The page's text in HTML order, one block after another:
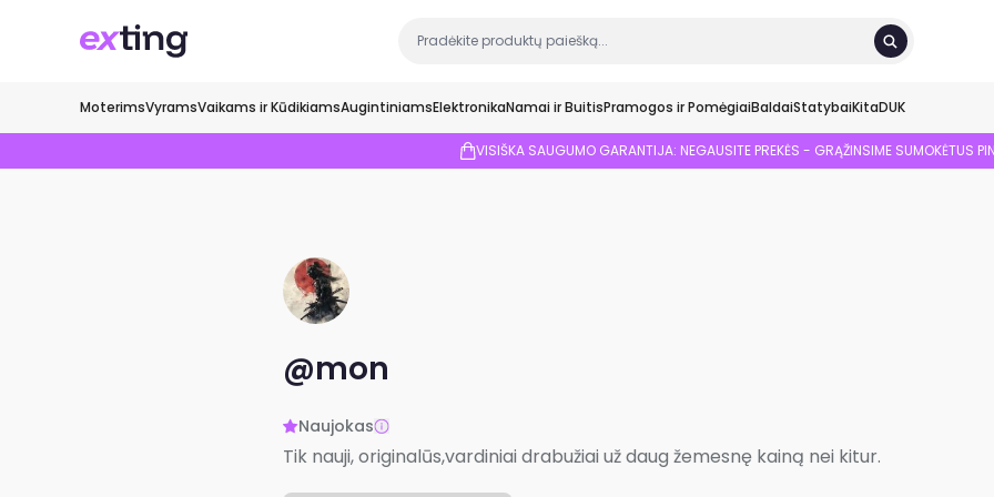
MoterimsVyramsVaikams ir KūdikiamsAugintiniamsElektronikaNamai ir BuitisPramogos ir PomėgiaiBaldaiStatybaiKitaDUK
VISIŠKA SAUGUMO GARANTIJA: NEGAUSITE PREKĖS - GRĄŽINSIME SUMOKĖTUS
@mon
Naujokas
Tik nauji, originalūs,vardiniai drabužiai už daug žemesnę kainą nei kitur.